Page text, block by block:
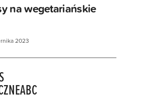
na wegetariańskie
2023